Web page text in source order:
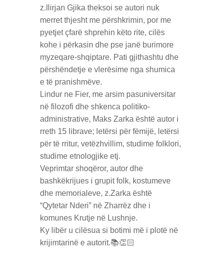
z.Ilirjan Gjika theksoi se autori nuk
merret thjesht me përshkrimin, por me
pyetjet çfarë shprehin këto rite, cilës
kohe i përkasin dhe pse janë burimore
myzeqare-shqiptare. Pati gjithashtu dhe
përshëndetje e vlerēsime nga shumica
e të pranishmëve.
Lindur ne Fier, me arsim pasuniversitar
në filozofi dhe shkenca politiko-
administrative, Maks Zarka është autor i
rreth 15 librave; letërsi për fëmijë, letërsi
për të rritur, vetëzhvillim, studime folklori,
studime etnologjike etj.
Veprimtar shoqëror, autor dhe
bashkëkrijues i grupit folk, kostumeve
dhe memorialeve, z.Zarka është
“Qytetar Nderi” në Zharrëz dhe i
komunes Krutje në Lushnje.
Ky libër u cilësua si botimi më i plotë në
krijimtarinë e autorit.📚👏🏻